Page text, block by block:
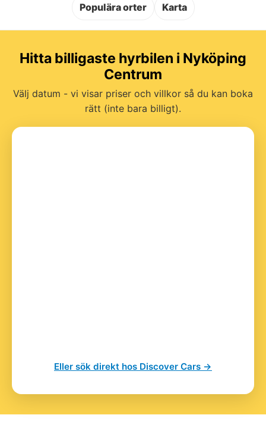
Populära orter Karta
Hitta billigaste hyrbilen i Nyköping
Centrum
Välj datum - vi visar priser och villkor så du kan boka
rätt (inte bara billigt).
Eller sök direkt hos Discover Cars →